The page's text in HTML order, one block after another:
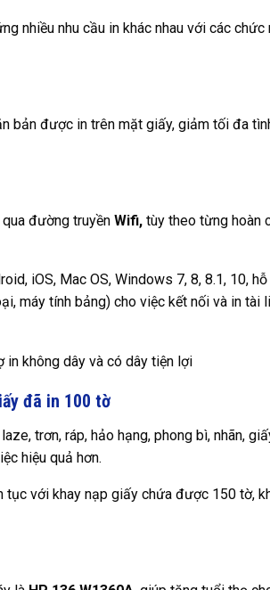
bản được in trên mặt giấy, giảm tối đa
đường truyền Wifi, tùy theo từng hoàn
iOS, Mac OS, Windows 7, 8, 8.1, 10,
máy tính bảng) cho việc kết nối và in tài
đã in 100 tờ
trơn, ráp, hảo hạng, phong bì, nhãn,
hiệu quả hơn.